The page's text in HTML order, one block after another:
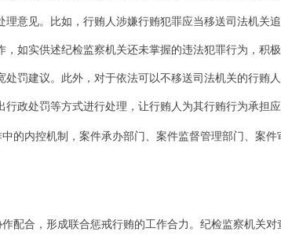
意见。比如，行贿人涉嫌行贿犯罪应当移送司法机关
如实供述纪检监察机关还未掌握的违法犯罪行为，积
罚建议。此外，对于依法可以不移送司法机关的行贿
政处罚等方式进行处理，让行贿人为其行贿行为承担应
的内控机制，案件承办部门、案件监督管理部门、案
配合，形成联合惩戒行贿的工作合力。纪检监察机关